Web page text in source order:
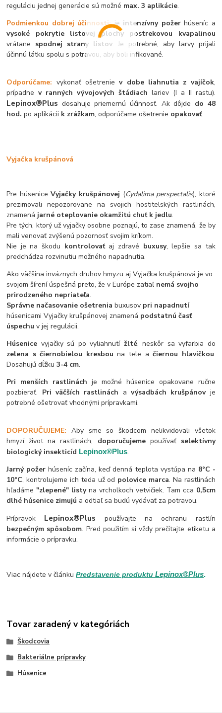
reguláciu jednej generácie sú možné max. 3 aplikácie.
Podmienkou dobrej účinnosti:je intenzívny požerhúseníc a
vysoké pokrytie listovej plochy postrekovou kvapalinou
vrátane spodnej strany listov. Je potrebné, aby larvy prijali
účinnú látku spolu s potravou, aby boli infikované.
Odporúčame: vykonať ošetreniev dobe liahnutia z vajíčok,
prípadnev ranných vývojových štádiach lariev (I a II rastu).
Lepinox®Plus dosahuje priemernú účinnosť. Ak dôjde do 48
hod. po aplikácii k zrážkam, odporúčame ošetrenie opakovať.
Vyjačka krušpánová
Pre húseniceVyjačky krušpánovej (Cydalima perspectalis), ktoré
prezimovali nepozorovane na svojich hostitelských rastlinách,
znamená jarné oteplovanie okamžitú chuť k jedlu.
Pre tých, ktorý už vyjačky osobne poznajú, to zase znamená, že by
mali venovať zvýšenú pozornosť svojim kríkom.
Nie je na škodu kontrolovaťaj zdravé buxusy, lepšie sa tak
predchádza rozvinutiu možného napadnutia.
Ako väčšina inváznych druhov hmyzu aj Vyjačka krušpánová je vo
svojom šírení úspešná preto, že v Európe zatiaľ nemá svojho
prirodzeného nepriateľa.
Správne načasovanie ošetreniabuxusov pri napadnutí
húsenicami Vyjačky krušpánovej znamená podstatnú časť
úspechu v jej regulácii.
Húsenice vyjačky sú po vyliahnutí žlté, neskôr sa vyfarbia do
zelena s čiernobielou kresbou na tele ačiernou hlavičkou.
Dosahujú dĺžku3-4 cm.
Pri menších rastlinách je možné húsenice opakovane ručne
pozbierať. Pri väčších rastlinách avýsadbách krušpánovje
potrebné ošetrovať vhodnými prípravkami.
DOPORUČUJEME: Aby sme so škodcom nelikvidovali všetok
hmyzí život na rastlinách, doporučujemepoužívať selektívny
biologický insekticíd Lepinox®Plus.
Jarný požerhúseníc začína, keď denná teplota vystúpa na 8°C -
10°C, kontrolujeme ich teda už od polovice marca. Na rastlinách
hľadáme"zlepené" listyna vrcholkoch vetvičiek. Tam cca 0,5cm
dlhé húsenice zimujú a odtiaľ sa budú vydávať za potravou.
Prípravok Lepinox®Plus používajte na ochranu rastlín
bezpečným spôsobom. Pred použitím si vždy prečítajte etiketu a
informácie o prípravku.
Viac nájdete v článkuPredstavenie produktuLepinox®Plus.
Tovar zaradený v kategóriách
Škodcovia
Bakteriálne prípravky
Húsenice